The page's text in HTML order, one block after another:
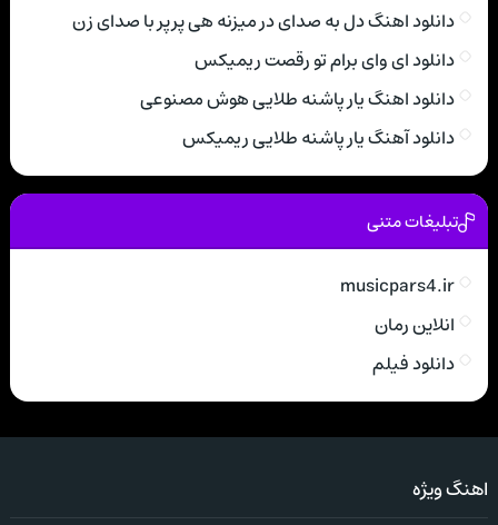
دانلود اهنگ دل به صدای در میزنه هی پرپر با صدای زن
دانلود ای وای برام تو رقصت ریمیکس
دانلود اهنگ یار پاشنه طلایی هوش مصنوعی
دانلود آهنگ یار پاشنه طلایی ریمیکس
تبلیغات متنی
musicpars4.ir
انلاین رمان
دانلود فیلم
اهنگ ویژه